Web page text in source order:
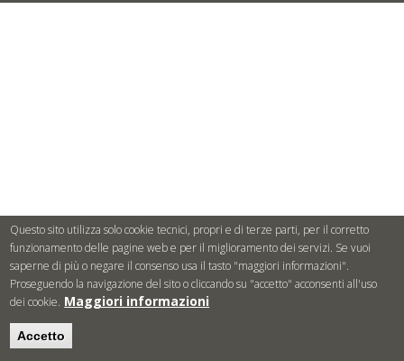
Questo sito utilizza solo cookie tecnici, propri e di terze parti, per il corretto
funzionamento delle pagine web e per il miglioramento dei servizi. Se vuoi
saperne di più o negare il consenso usa il tasto "maggiori informazioni".
Proseguendo la navigazione del sito o cliccando su "accetto" acconsenti all'uso
dei cookie. Maggiori informazioni
Accetto